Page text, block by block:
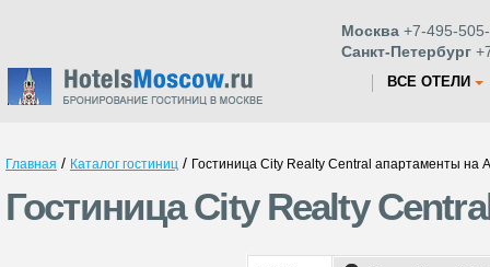
Москва +7-495-
Санкт-Петербург
ВСЕ ОТЕЛИ
Главная / Каталог гостиниц / Гостиница City Realty Central апартаменты на
Гостиница City Realty